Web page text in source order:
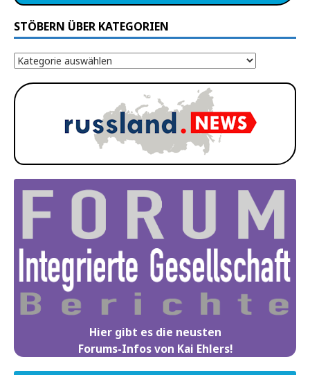
STÖBERN ÜBER KATEGORIEN
Hier gibt es die neusten
Forums-Infos von Kai Ehlers!